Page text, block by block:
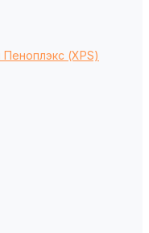
(XPS)